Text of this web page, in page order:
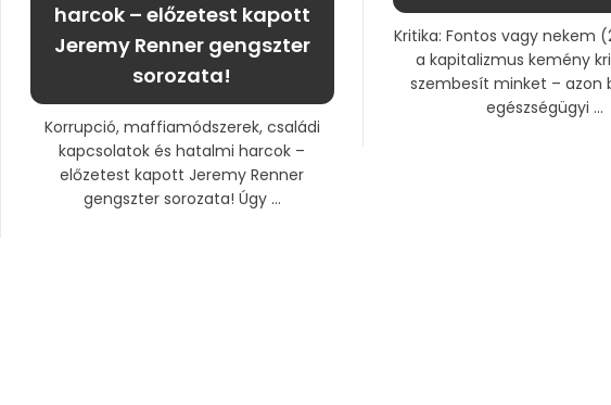
harcok – előzetest kapott
Jeremy Renner gengszter
sorozata!
Korrupció, maffiamódszerek, családi
kapcsolatok és hatalmi harcok –
előzetest kapott Jeremy Renner
gengszter sorozata! Úgy ...
Kritika: Fontos vagy nekem
a kapitalizmus kemény
szembesít minket – azon
egészségügyi ...